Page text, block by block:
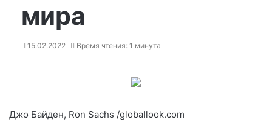
мира
15.02.2022 Время чтения: 1 минута
Джо Байден, Ron Sachs /globallook.com